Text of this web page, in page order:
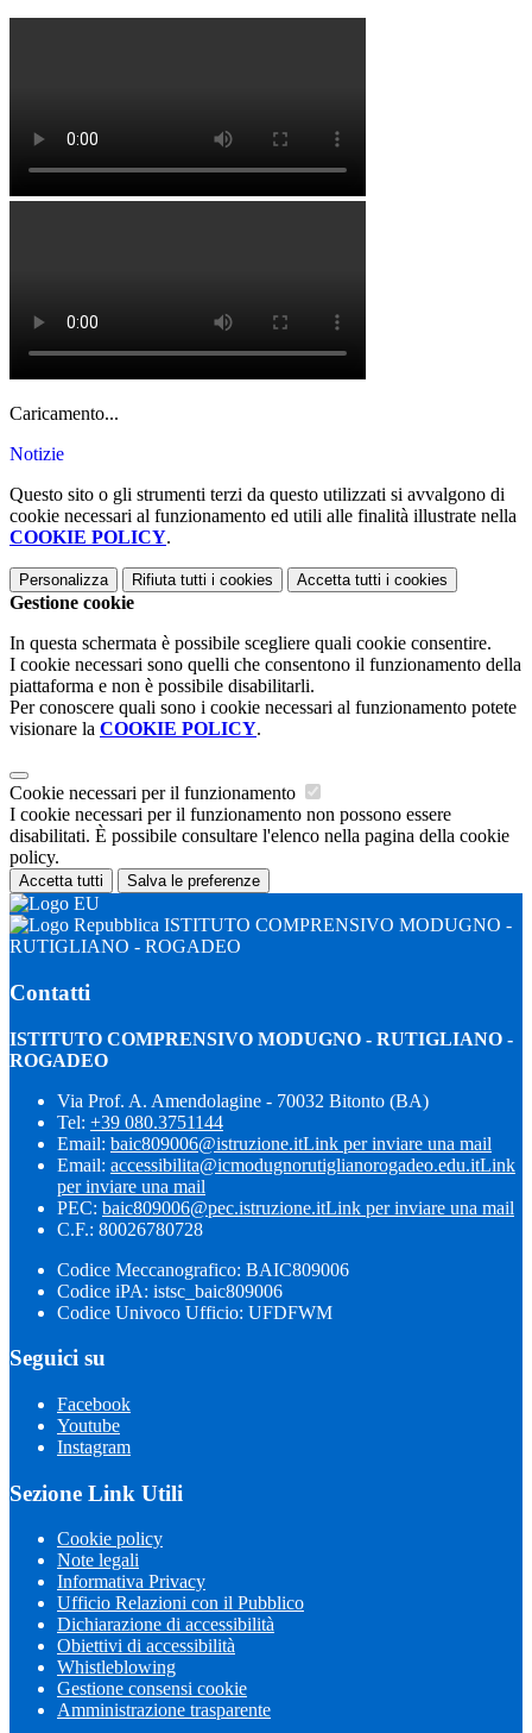
Caricamento...
Notizie
Questo sito o gli strumenti terzi da questo utilizzati si avvalgono di
cookie necessari al funzionamento ed utili alle finalità illustrate nella
COOKIE POLICY.
Personalizza Rifiuta tutti i cookies Accetta tutti i cookies
Gestione cookie
In questa schermata è possibile scegliere quali cookie consentire.
I cookie necessari sono quelli che consentono il funzionamento della
piattaforma e non è possibile disabilitarli.
Per conoscere quali sono i cookie necessari al funzionamento potete
visionare la COOKIE POLICY.
Cookie necessari per il funzionamento
I cookie necessari per il funzionamento non possono essere
disabilitati. È possibile consultare l'elenco nella pagina della cookie
policy.
Accetta tutti Salva le preferenze
ISTITUTO COMPRENSIVO MODUGNO -
RUTIGLIANO - ROGADEO
Contatti
ISTITUTO COMPRENSIVO MODUGNO - RUTIGLIANO -
ROGADEO
Via Prof. A. Amendolagine - 70032 Bitonto (BA)
Tel: +39 080.3751144
Email: baic809006@istruzione.itLink per inviare una mail
Email: accessibilita@icmodugnorutiglianorogadeo.edu.itLink
per inviare una mail
PEC: baic809006@pec.istruzione.itLink per inviare una mail
C.F.: 80026780728
Codice Meccanografico: BAIC809006
Codice iPA: istsc_baic809006
Codice Univoco Ufficio: UFDFWM
Seguici su
Facebook
Youtube
Instagram
Sezione Link Utili
Cookie policy
Note legali
Informativa Privacy
Ufficio Relazioni con il Pubblico
Dichiarazione di accessibilità
Obiettivi di accessibilità
Whistleblowing
Gestione consensi cookie
Amministrazione trasparente